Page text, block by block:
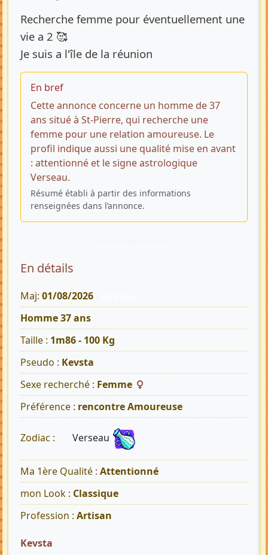
Recherche femme pour éventuellement une
vie a 2 🥰
Je suis a l'île de la réunion
En bref
Cette annonce concerne un homme de 37
ans situé à St-Pierre, qui recherche une
femme pour une relation amoureuse. Le
profil indique aussi une qualité mise en avant
: attentionné et le signe astrologique
Verseau.
Résumé établi à partir des informations
renseignées dans l’annonce.
En détails
Maj: 01/08/2026
Homme 37 ans
Taille : 1m86 - 100 Kg
Pseudo : Kevsta
Sexe recherché : Femme
Préférence : rencontre Amoureuse
Zodiac : Verseau
Ma 1ère Qualité : Attentionné
mon Look : Classique
Profession : Artisan
Kevsta